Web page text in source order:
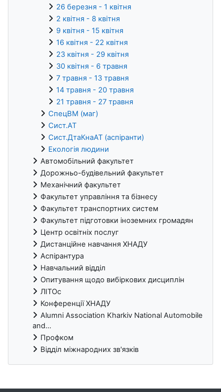
26 березня - 1 квітня
2 квітня - 8 квітня
9 квітня - 15 квітня
16 квітня - 22 квітня
23 квітня - 29 квітня
30 квітня - 6 травня
7 травня - 13 травня
14 травня - 20 травня
21 травня - 27 травня
СпецВМ (маг)
Сист.АТ
Сист.ДтаКнаАТ (аспіранти)
Екологія людини
Автомобільний факультет
Дорожньо-будівельний факультет
Механічний факультет
Факультет управління та бізнесу
Факультет транспортних систем
Факультет підготовки іноземних громадян
Центр освітніх послуг
Дистанційне навчання ХНАДУ
Аспірантура
Навчальний відділ
Опитування щодо вибіркових дисциплін
ЛІТОс
Конференції ХНАДУ
Alumni Association Kharkiv National Automobile
and...
Профком
Відділ міжнародних зв'язків
Блоки